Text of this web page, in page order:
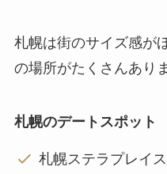
札幌は街のサイズ感が
の場所がたくさんあり
札幌のデートスポット
札幌ステラプレイ